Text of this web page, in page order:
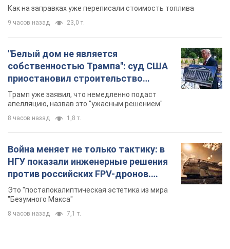
Как на заправках уже переписали стоимость топлива
9 часов назад 23,0 т.
"Белый дом не является
собственностью Трампа": суд США
приостановил строительство
бального зала стоимостью 400 млн
долларов
Трамп уже заявил, что немедленно подаст
апелляцию, назвав это "ужасным решением"
8 часов назад 1,8 т.
Война меняет не только тактику: в
НГУ показали инженерные решения
против российских FPV-дронов.
Фото
Это "постапокалиптическая эстетика из мира
"Безумного Макса"
8 часов назад 7,1 т.